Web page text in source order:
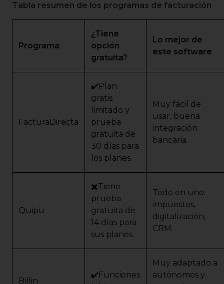
Tabla resumen de los programas de facturación
Programa
¿Tiene
opción
gratuita?
Lo mejor de
este software
FacturaDirecta
✔️Plan
gratis
limitado y
prueba
gratuita de
30 días para
los planes.
Muy fácil de
usar, buena
integración
bancaria.
Quipu
✖️Tiene
prueba
gratuita de
14 días para
sus planes.
Todo en uno:
impuestos,
digitalización,
CRM.
Billin
✔️Funciones
Muy adaptado a
autónomos y